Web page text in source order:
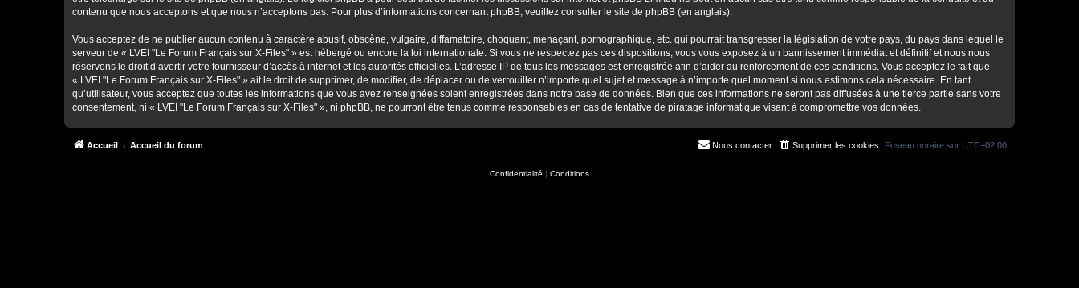
contenu que nous acceptons et que nous n’acceptons pas. Pour plus d’informations concernant phpBB, veuillez consulter le site de phpBB (en anglais).
Vous acceptez de ne publier aucun contenu à caractère abusif, obscène, vulgaire, diffamatoire, choquant, menaçant, pornographique, etc. qui pourrait transgresser la législation de votre pays, du pays dans lequel le
serveur de « LVEI "Le Forum Français sur X-Files" » est hébergé ou encore la loi internationale. Si vous ne respectez pas ces dispositions, vous vous exposez à un bannissement immédiat et définitif et nous nous
réservons le droit d’avertir votre fournisseur d’accès à internet et les autorités officielles. L’adresse IP de tous les messages est enregistrée afin d’aider au renforcement de ces conditions. Vous acceptez le fait que
« LVEI "Le Forum Français sur X-Files" » ait le droit de supprimer, de modifier, de déplacer ou de verrouiller n’importe quel sujet et message à n’importe quel moment si nous estimons cela nécessaire. En tant
qu’utilisateur, vous acceptez que toutes les informations que vous avez renseignées soient enregistrées dans notre base de données. Bien que ces informations ne seront pas diffusées à une tierce partie sans votre
consentement, ni « LVEI "Le Forum Français sur X-Files" », ni phpBB, ne pourront être tenus comme responsables en cas de tentative de piratage informatique visant à compromettre vos données.
Accueil Accueil du forum Fuseau horaire sur UTC+02:00
Supprimer les cookies
Nous contacter
Confidentialité | Conditions